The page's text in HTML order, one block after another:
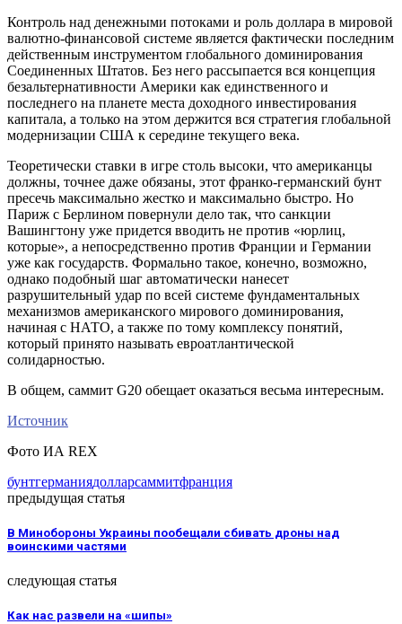
Контроль над денежными потоками и роль доллара в мировой
валютно-финансовой системе является фактически последним
действенным инструментом глобального доминирования
Соединенных Штатов. Без него рассыпается вся концепция
безальтернативности Америки как единственного и
последнего на планете места доходного инвестирования
капитала, а только на этом держится вся стратегия глобальной
модернизации США к середине текущего века.
Теоретически ставки в игре столь высоки, что американцы
должны, точнее даже обязаны, этот франко-германский бунт
пресечь максимально жестко и максимально быстро. Но
Париж с Берлином повернули дело так, что санкции
Вашингтону уже придется вводить не против «юрлиц,
которые», а непосредственно против Франции и Германии
уже как государств. Формально такое, конечно, возможно,
однако подобный шаг автоматически нанесет
разрушительный удар по всей системе фундаментальных
механизмов американского мирового доминирования,
начиная с НАТО, а также по тому комплексу понятий,
который принято называть евроатлантической
солидарностью.
В общем, саммит G20 обещает оказаться весьма интересным.
Источник
Фото ИА REX
бунтгерманиядолларсаммитфранция
предыдущая статья
В Минобороны Украины пообещали сбивать дроны над
воинскими частями
следующая статья
Как нас развели на «шипы»